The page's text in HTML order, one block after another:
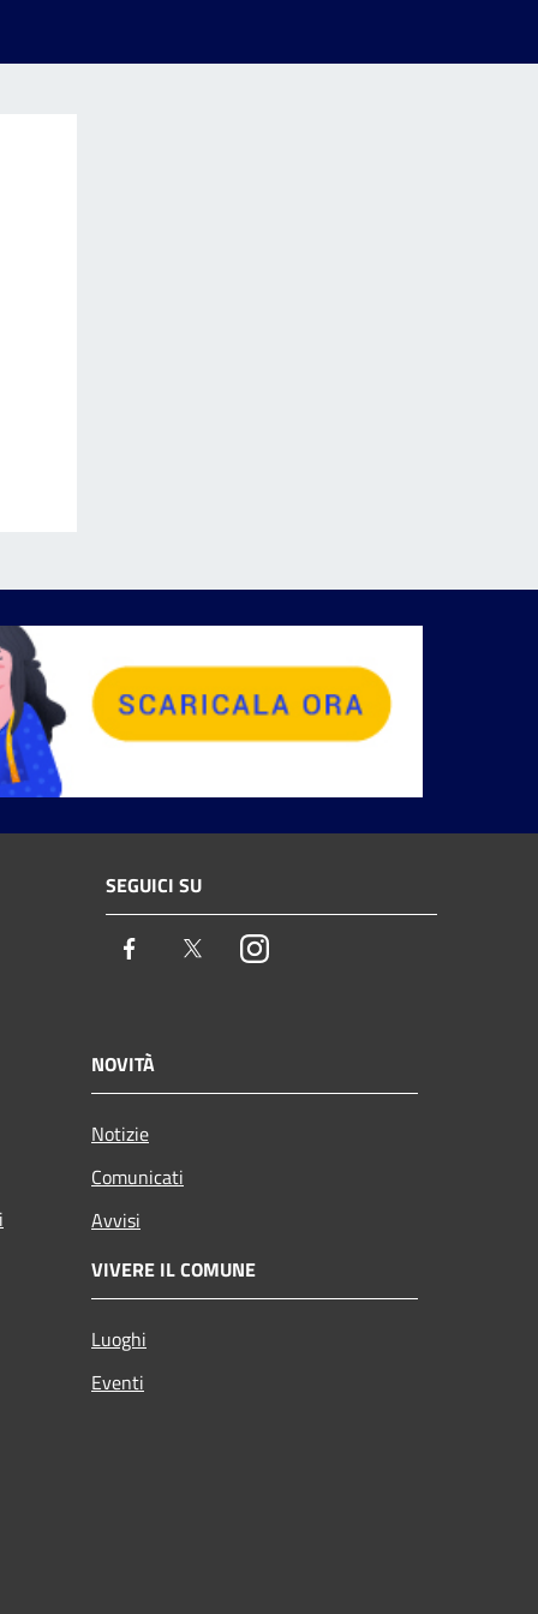
SEGUICI SU
Facebook TwitterInstagram
NOVITÀ
Notizie
Comunicati
Avvisi
VIVERE IL COMUNE
Luoghi
Eventi